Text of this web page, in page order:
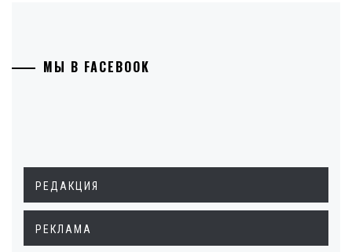
МЫ В FACEBOOK
РЕДАКЦИЯ
РЕКЛАМА